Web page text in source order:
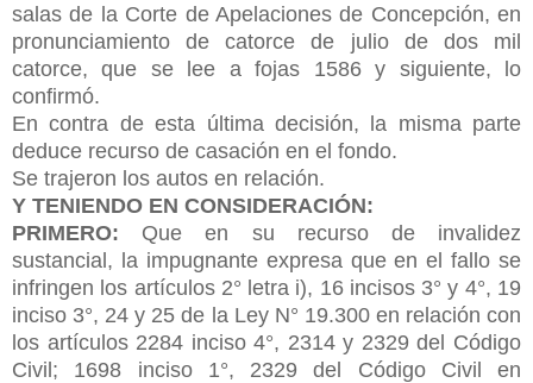
salas de la Corte de Apelaciones de Concepción, en
pronunciamiento de catorce de julio de dos mil
catorce, que se lee a fojas 1586 y siguiente, lo
confirmó.
En contra de esta última decisión, la misma parte
deduce recurso de casación en el fondo.
Se trajeron los autos en relación.
Y TENIENDO EN CONSIDERACIÓN:
PRIMERO: Que en su recurso de invalidez
sustancial, la impugnante expresa que en el fallo se
infringen los artículos 2° letra i), 16 incisos 3° y 4°, 19
inciso 3°, 24 y 25 de la Ley N° 19.300 en relación con
los artículos 2284 inciso 4°, 2314 y 2329 del Código
Civil; 1698 inciso 1°, 2329 del Código Civil en